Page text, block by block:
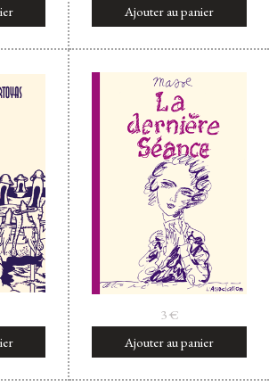
Ajouter au panier
3€
Ajouter au panier